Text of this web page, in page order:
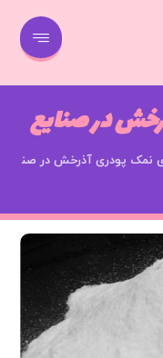
در صنایع
نمک پودری آذرخش در صن